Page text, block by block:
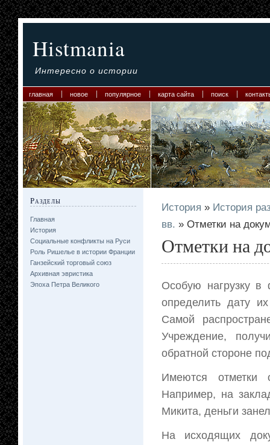
Histmania
Интересно о истории
главная новое популярное карта сайта поиск
Разделы
Главная
История
Социальные конфликты на Руси
Роль Ришелье в истории Франции
Ганзейский торговый союз
Архивная эвристика
Эпоха Петра Великого
История » История
вв. » Отметки на
Отметки на
Особую нагрузку в
определить дату
Самой
Учреждение,
обратной стороне
Имеются отметки
Например, на
Микита, деньги
На исходящих